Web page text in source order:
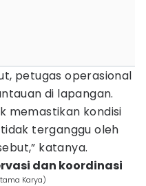
petugas operasional
di lapangan.
memastikan kondisi
terganggu oleh
katanya.
dan koordinasi
Karya)